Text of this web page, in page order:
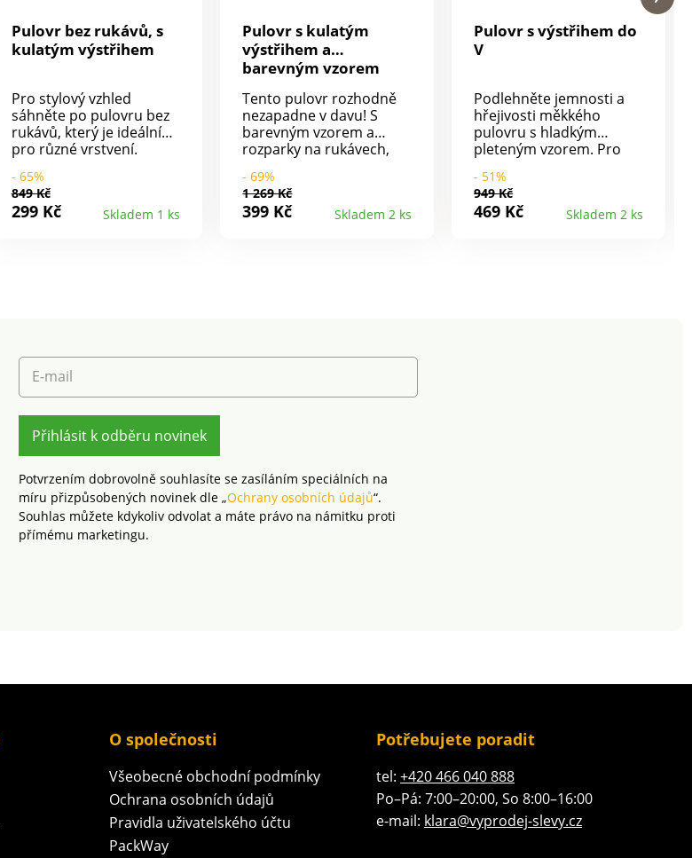
Pulovr bez rukávů, s
kulatým výstřihem
Pro stylový vzhled
sáhněte po pulovru bez
rukávů, který je ideální
pro různé vrstvení.
jemného měkkého
úpletu. Kulatý výstřih se
žebrovaným lemem.
- 65%
849 Kč
299 Kč Skladem 1 ks
Pulovr s kulatým
výstřihem a
barevným vzorem
Tento pulovr rozhodně
nezapadne v davu! S
barevným vzorem a
rozparky na rukávech,
měkký úplet. Kulatý
výstřih. Dlouhé rukávy s
rozparky na koncích.
- 69%
1 269 Kč
399 Kč Skladem 2 ks
Pulovr s výstřihem do
V
Podlehněte jemnosti a
hřejivosti měkkého
pulovru s hladkým
pleteným vzorem. Pro
pletený vzor. Mohérový
na dotek. Výstřih do V.
Dlouhé rukávy. Spadlá
- 51%
949 Kč
469 Kč Skladem 2 ks
E-mail
Přihlásit k odběru novinek
Potvrzením dobrovolně souhlasíte se zasíláním speciálních na
míru přizpůsobených novinek dle „Ochrany osobních údajů“.
Souhlas můžete kdykoliv odvolat a máte právo na námitku proti
přímému marketingu.
O společnosti
Všeobecné obchodní podmínky
Ochrana osobních údajů
Pravidla uživatelského účtu
PackWay
Potřebujete poradit
tel: +420 466 040 888
Po–Pá: 7:00–20:00, So 8:00–16:00
e-mail: klara@vyprodej-slevy.cz